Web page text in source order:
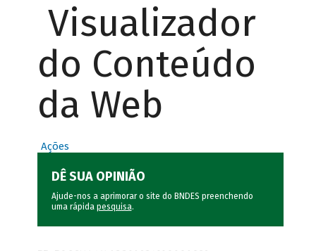
Visualizador
do Conteúdo
da Web
Ações
DÊ SUA OPINIÃO
Ajude-nos a aprimorar o site do BNDES preenchendo
uma rápida pesquisa.